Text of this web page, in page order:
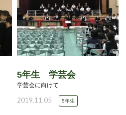
5年生 学芸会
学芸会に向けて
2019.11.05 5年生